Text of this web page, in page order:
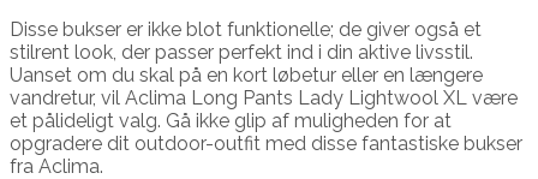
Disse bukser er ikke blot funktionelle; de giver også et
stilrent look, der passer perfekt ind i din aktive livsstil.
Uanset om du skal på en kort løbetur eller en længere
vandretur, vil Aclima Long Pants Lady Lightwool XL være
et pålideligt valg. Gå ikke glip af muligheden for at
opgradere dit outdoor-outfit med disse fantastiske bukser
fra Aclima.